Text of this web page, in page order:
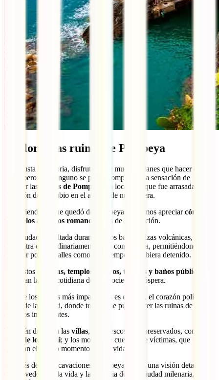
Explorar las ruinas de Pompeya
Si te gusta la historia, disfrutarás de muchos planes que hacer en
Italia, pero casi ninguno se podrá comparar a la sensación de
recorrer las
ruinas de Pompeya
, la localidad que fue arrasada por la
erupción del Vesubio en el año 79 de nuestra era.
Recorriendo lo que quedó de Pompeya podremos apreciarcómo
vivían los antiguos romanos
antes de la erupción.
Esta ciudad, sepultada durante siglos bajo cenizas volcánicas, se
encuentra extraordinariamente bien conservada, permitiéndonos
caminar por sus calles como si el tiempo se hubiera detenido.
Los restos de
casas, templos, teatros, tiendas y baños públicos
muestran la vida cotidiana de una sociedad próspera.
Uno de los puntos más impactantes es el Foro, el corazón político y
social de la ciudad, donde todavía se pueden ver las ruinas de
edificios importantes.
También destacan las villas, con frescos bien preservados, como la
Casa de los Vettii; y los moldes de cuerpos de víctimas, que
capturan el último momento de sus vidas.
A través de las excavaciones, Pompeya ofrece una visión detallada y
conmovedora de la vida y la tragedia de una ciudad milenaria,